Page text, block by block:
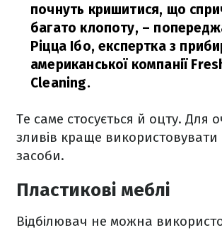
почнуть кришитися, що
багато клопоту, –
Ріцца Ібо, експертка з
американської компанії
Cleaning.
Те саме стосується й оцту. Для
зливів краще використовувати
засоби.
Пластикові меблі
Відбілювач не можна